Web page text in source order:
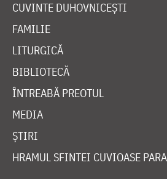
CUVINTE DUHOVNICEȘTI
FAMILIE
LITURGICĂ
BIBLIOTECĂ
ÎNTREABĂ PREOTUL
MEDIA
ȘTIRI
HRAMUL SFINTEI CUVIOASE